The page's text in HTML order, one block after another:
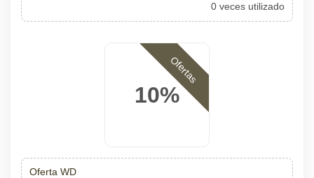
0 veces utilizado
10%
Ofertas
Oferta WD